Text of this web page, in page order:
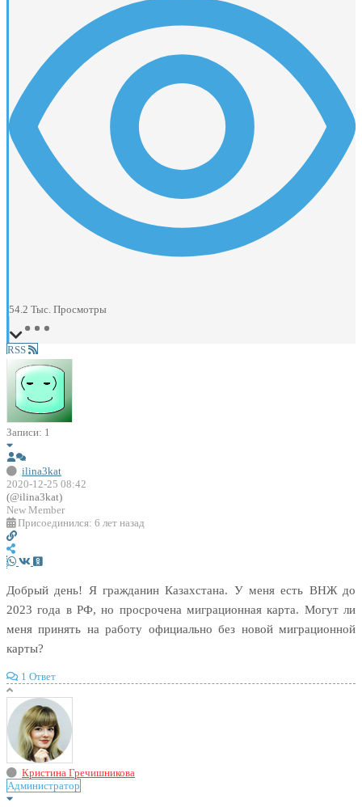
54.2 Тыс. Просмотры
RSS
Записи: 1
ilina3kat
2020-12-25 08:42
(@ilina3kat)
New Member
Присоединился: 6 лет назад
Добрый день! Я гражданин Казахстана. У меня есть ВНЖ до
2023 года в РФ, но просрочена миграционная карта. Могут ли
меня принять на работу официально без новой миграционной
карты?
1 Ответ
Кристина Гречишникова
Администратор